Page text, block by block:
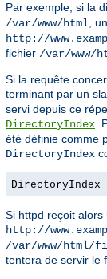
Par exemple, si la
/var/www/html,
http://
fichier /var/www/
Si la requête
terminant par un
servi depuis ce
DirectoryIndex.
été définie comme
DirectoryIndex
DirectoryIndex
Si httpd reçoit
http://
/var/www/html/
tentera de servir le